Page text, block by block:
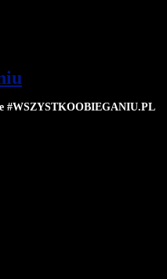
#WSZYSTKOOBIEGANIU.PL